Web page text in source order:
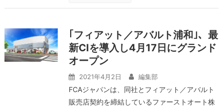
｢フィアット／アバルト浦和｣、最
新CIを導入し4月17日にグランド
オープン
2021年4月2日 編集部
FCAジャパンは、同社とフィアット／アバルト
販売店契約を締結しているファーストオート株